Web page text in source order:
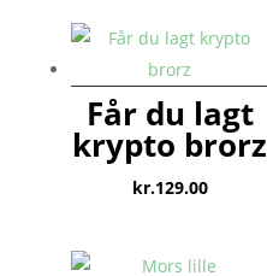
Får du lagt
krypto brorz
kr.129.00